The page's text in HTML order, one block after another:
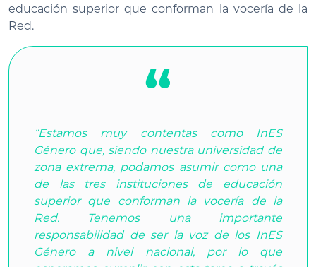
educación superior que conforman la vocería de la
Red.
“Estamos muy contentas como InES
Género que, siendo nuestra universidad de
zona extrema, podamos asumir como una
de las tres instituciones de educación
superior que conforman la vocería de la
Red. Tenemos una importante
responsabilidad de ser la voz de los InES
Género a nivel nacional, por lo que